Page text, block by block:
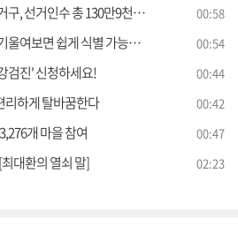
선거인수 총 130만9천677명 00:58
여보면 쉽게 식별 가능해요 00:54
검진' 신청하세요! 00:44
리하게 탈바꿈한다 00:42
개 마을 참여 00:47
대환의 열쇠 말] 02:23